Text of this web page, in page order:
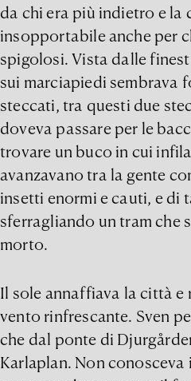
da chi era più indietro e la
insopportabile anche per
spigolosi. Vista dalle
sui marciapiedi sembrava
steccati, tra questi due
doveva passare per le
trovare un buco in cui
avanzavano tra la gente
insetti enormi e cauti, e di
sferragliando un tram che
morto.
Il sole annaffiava la città e
vento rinfrescante. Sven
che dal ponte di
Karlaplan. Non conosceva